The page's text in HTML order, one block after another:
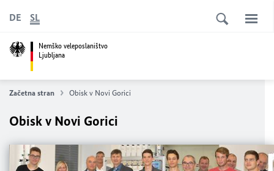
Nemško veleposlaništvo
Ljubljana
DE SL
Začetna stran Obisk v Novi Gorici
Obisk v Novi Gorici